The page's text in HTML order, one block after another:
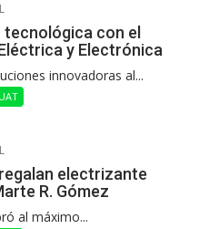
tecnológica con el
y Electrónica
innovadoras al...
UAT
electrizante
R. Gómez
al máximo...